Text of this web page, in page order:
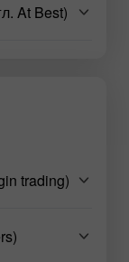
At Best)
trading)